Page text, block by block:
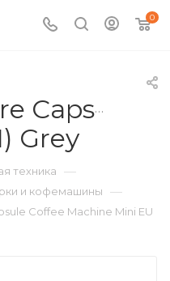
0
Capsule
Grey
техника —
и кофемашины —
Coffee Machine Mini EU